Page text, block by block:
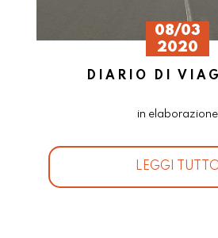
08/03
2020
DIARIO DI
in elaborazione
LEGGI